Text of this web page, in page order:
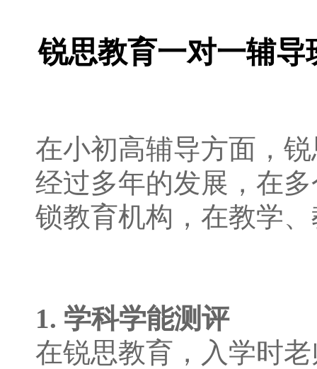
锐思教育一对一辅
在小初高辅导方面，
经过多年的发展，在
锁教育机构，在教学
1. 学科学能测评
在锐思教育，入学时